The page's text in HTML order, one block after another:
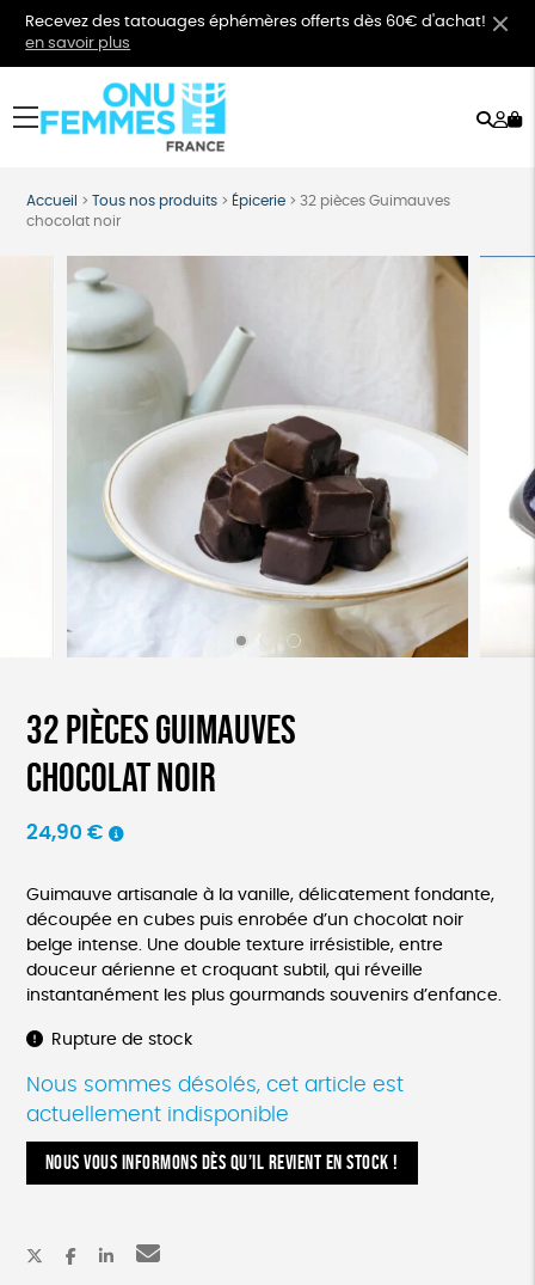
Recevez des tatouages éphémères offerts dès 60€ d'achat!
en savoir plus
menu
Accueil > Tous nos produits> Épicerie> 32 pièces Guimauves
chocolat noir
32 pièces Guimauves
chocolat noir
24,90 €
Guimauve artisanale à la vanille, délicatement fondante,
découpée en cubes puis enrobée d’un chocolat noir
belge intense. Une double texture irrésistible, entre
douceur aérienne et croquant subtil, qui réveille
instantanément les plus gourmands souvenirs d’enfance.
Rupture de stock
Nous sommes désolés, cet article est
actuellement indisponible
NOUS VOUS INFORMONS DÈS QU’IL REVIENT EN STOCK !